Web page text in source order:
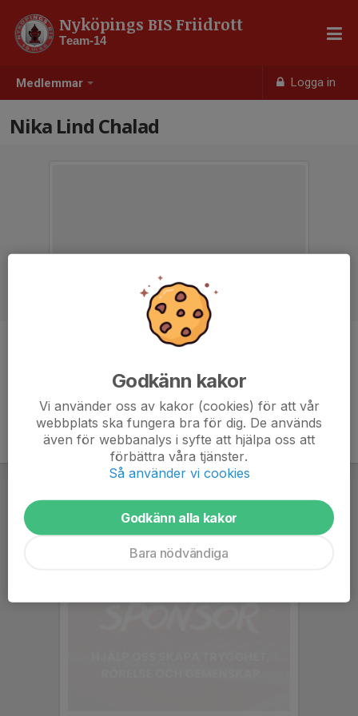
Medlemmar Logga in
Nyköpings BIS Friidrott
Team-14
Nika Lind Chalad
Godkänn kakor
Vi använder oss av kakor (cookies) för att vår
webbplats ska fungera bra för dig. De används
även för webbanalys i syfte att hjälpa oss att
förbättra våra tjänster.
Så använder vi cookies
Godkänn alla kakor
Bara nödvändiga